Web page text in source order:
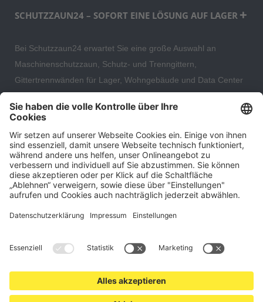
SCHUTZZAUN24 – SOFORT EINE LÖSUNG AUF LAGER
Bei Schutzzaun24 erwartet Sie eine große Auswahl an
Maschinenschutzzaun, Schutz- und Trenngittern,
Gittertrennwänden für Lager, Wohngebäude und Data Center
– direkt ab Versandlager. Ergänzt wird das Sortiment durch
hochwertige Gartenzäune und Zaunsysteme für die sichere
öffentlichen Grundstücken. Darüber hinaus finden Sie bei uns
Produkte der Betriebsausstattung, wie Absperrtechnik,
Transportgeräte, Verkehrssicherung sowie Bau- und
Eventsicherung.
Cookie-Einstellungen Über uns
freibleibend. Solange der Vorrat reicht.
© 2026 schutzzaun24.de